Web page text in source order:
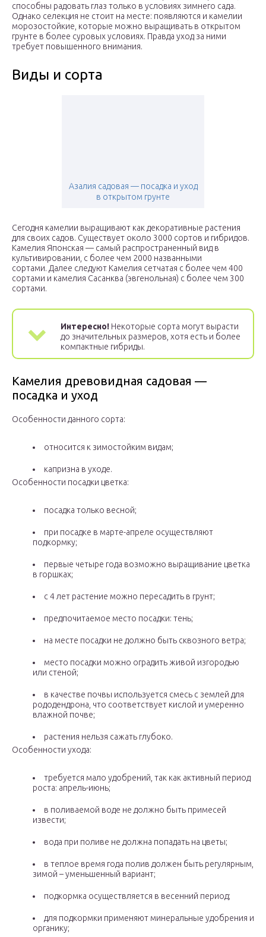
способны радовать глаз только в условиях зимнего сада.
Однако селекция не стоит на месте: появляются и камелии
морозостойкие, которые можно выращивать в открытом
грунте в более суровых условиях. Правда уход за ними
требует повышенного внимания.
Виды и сорта
Азалия садовая — посадка и уход
в открытом грунте
Сегодня камелии выращивают как декоративные растения
для своих садов. Существует около 3000 сортов и гибридов.
Камелия Японская — самый распространенный вид в
культивировании, с более чем 2000 названными
сортами. Далее следуют Камелия сетчатая с более чем 400
сортами и камелия Сасанква (эвгенольная) с более чем 300
сортами.
Интересно! Некоторые сорта могут вырасти
до значительных размеров, хотя есть и более
компактные гибриды.
Камелия древовидная садовая —
посадка и уход
Особенности данного сорта:
относится к зимостойким видам;
капризна в уходе.
Особенности посадки цветка:
посадка только весной;
при посадке в марте-апреле осуществляют
подкормку;
первые четыре года возможно выращивание цветка
в горшках;
с 4 лет растение можно пересадить в грунт;
предпочитаемое место посадки: тень;
на месте посадки не должно быть сквозного ветра;
место посадки можно оградить живой изгородью
или стеной;
в качестве почвы используется смесь с землей для
рододендрона, что соответствует кислой и умеренно
влажной почве;
растения нельзя сажать глубоко.
Особенности ухода:
требуется мало удобрений, так как активный период
роста: апрель-июнь;
в поливаемой воде не должно быть примесей
извести;
вода при поливе не должна попадать на цветы;
в теплое время года полив должен быть регулярным,
зимой – уменьшенный вариант;
подкормка осуществляется в весенний период;
для подкормки применяют минеральные удобрения и
органику;